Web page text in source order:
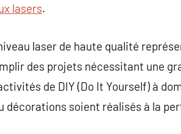
lasers.
laser de haute qualité
des projets nécessitant une
de DIY (Do It Yourself) à
soient réalisés à la